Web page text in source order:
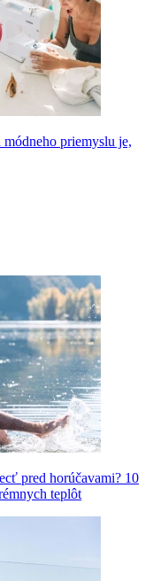
priemyslu je,
pred horúčavami? 10
teplôt